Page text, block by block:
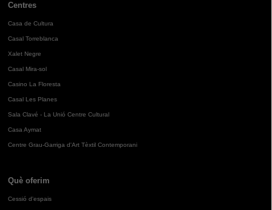
Centres
Casa de Cultura
Casal Torreblanca
Xalet Negre
Casal Mira-sol
Casino La Floresta
Casal Les Planes
Sala Clavé - La Unió Centre Cultural
Casa Aymat
Centre Grau-Garriga d'Art Tèxtil Contemporani
Què oferim
Cessió d'espais